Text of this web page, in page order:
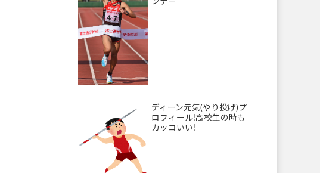
ンナー
ディーン元気(やり投げ)プ
ロフィール!高校生の時も
カッコいい!